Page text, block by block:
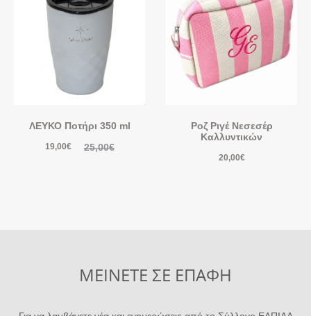
ΛΕΥΚΟ Ποτήρι 350 ml
25,00€
19,00€
Ροζ Ριγέ Νεσεσέρ
Καλλυντικών
20,00€
ΜΕΙΝΕΤΕ ΣΕ ΕΠΑΦΗ